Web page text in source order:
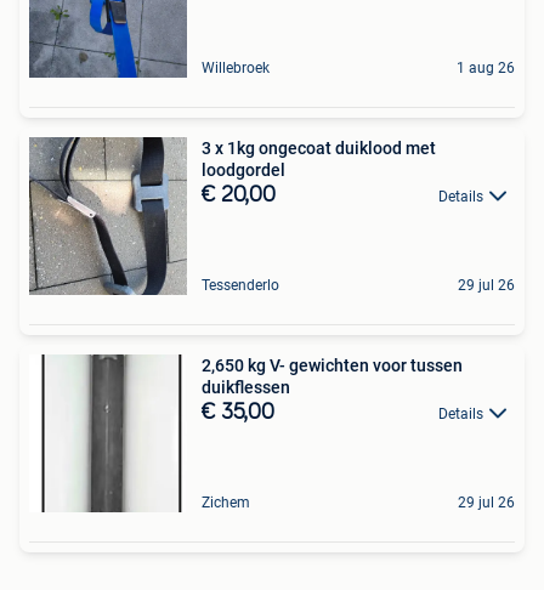
Willebroek 1 aug 26
3 x 1kg ongecoat duiklood met
loodgordel
€ 20,00 Details
Tessenderlo 29 jul 26
2,650 kg V- gewichten voor tussen
duikflessen
€ 35,00 Details
Zichem 29 jul 26